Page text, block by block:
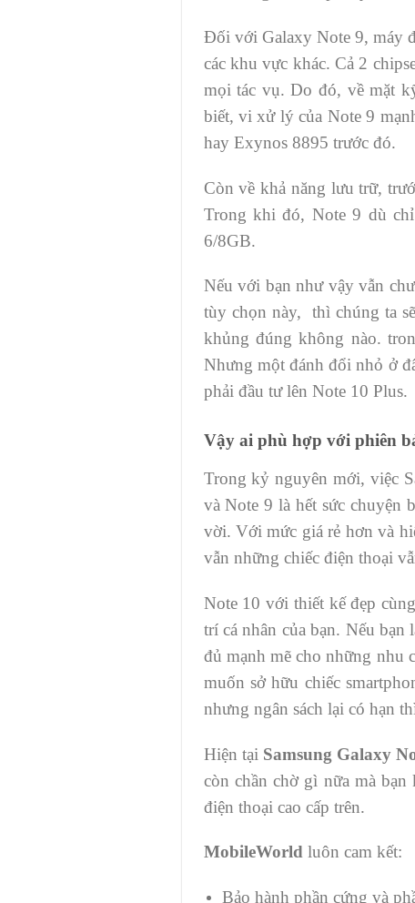
Đối với Galaxy Note 9, máy
các khu vực khác. Cả 2
mọi tác vụ. Do đó, về mặt
biết, vi xử lý của Note 9
hay Exynos 8895 trước đó.
Còn về khả năng lưu trữ,
Trong khi đó, Note 9 dù
6/8GB.
Nếu với bạn như vậy vẫn
tùy chọn này, thì chúng ta
khủng đúng không nào.
Nhưng một đánh đổi nhỏ ở
phải đầu tư lên Note 10 Plus.
Vậy ai phù hợp với phiên
Trong kỷ nguyên mới, việc
và Note 9 là hết sức chuyện
vời. Với mức giá rẻ hơn và
vẫn những chiếc điện thoại
Note 10 với thiết kế đẹp
trí cá nhân của bạn. Nếu
đủ mạnh mẽ cho những nhu
muốn sở hữu chiếc
nhưng ngân sách lại có hạn
Hiện tại Samsung Galaxy
còn chần chờ gì nữa mà
điện thoại cao cấp trên.
MobileWorld luôn cam kết:
Bảo hành phần cứng và